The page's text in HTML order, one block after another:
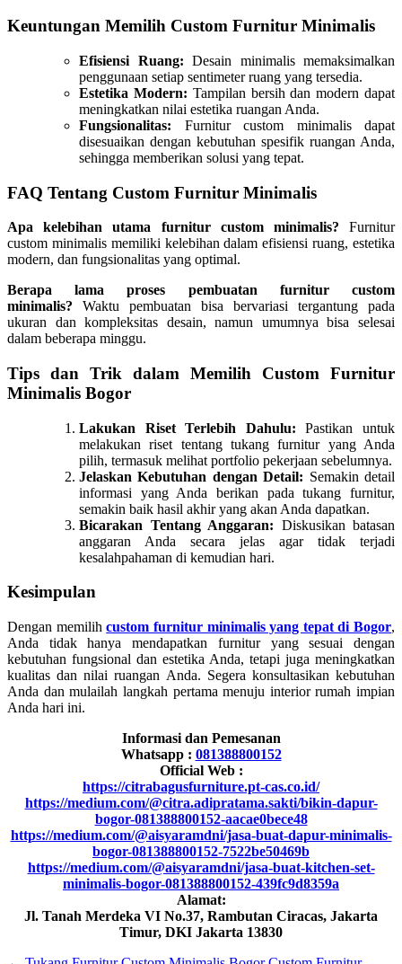
Keuntungan Memilih Custom Furnitur Minimalis
Efisiensi Ruang: Desain minimalis memaksimalkan
penggunaan setiap sentimeter ruang yang tersedia.
Estetika Modern: Tampilan bersih dan modern dapat
meningkatkan nilai estetika ruangan Anda.
Fungsionalitas: Furnitur custom minimalis dapat
disesuaikan dengan kebutuhan spesifik ruangan Anda,
sehingga memberikan solusi yang tepat.
FAQ Tentang Custom Furnitur Minimalis
Apa kelebihan utama furnitur custom minimalis? Furnitur
custom minimalis memiliki kelebihan dalam efisiensi ruang, estetika
modern, dan fungsionalitas yang optimal.
Berapa lama proses pembuatan furnitur custom
minimalis? Waktu pembuatan bisa bervariasi tergantung pada
ukuran dan kompleksitas desain, namun umumnya bisa selesai
dalam beberapa minggu.
Tips dan Trik dalam Memilih Custom Furnitur
Minimalis Bogor
Lakukan Riset Terlebih Dahulu: Pastikan untuk
melakukan riset tentang tukang furnitur yang Anda
pilih, termasuk melihat portfolio pekerjaan sebelumnya.
Jelaskan Kebutuhan dengan Detail: Semakin detail
informasi yang Anda berikan pada tukang furnitur,
semakin baik hasil akhir yang akan Anda dapatkan.
Bicarakan Tentang Anggaran: Diskusikan batasan
anggaran Anda secara jelas agar tidak terjadi
kesalahpahaman di kemudian hari.
Kesimpulan
Dengan memilihcustom furnitur minimalis yang tepat di Bogor,
Anda tidak hanya mendapatkan furnitur yang sesuai dengan
kebutuhan fungsional dan estetika Anda, tetapi juga meningkatkan
kualitas dan nilai ruangan Anda. Segera konsultasikan kebutuhan
Anda dan mulailah langkah pertama menuju interior rumah impian
Anda hari ini.
Informasi dan Pemesanan
Whatsapp : 081388800152
Official Web :
https://citrabagusfurniture.pt-cas.co.id/
https://medium.com/@citra.adipratama.sakti/bikin-dapur-
bogor-081388800152-aacae0bece48
https://medium.com/@aisyaramdni/jasa-buat-dapur-minimalis-
bogor-081388800152-7522be50469b
https://medium.com/@aisyaramdni/jasa-buat-kitchen-set-
minimalis-bogor-081388800152-439fc9d8359a
Alamat:
Jl. Tanah Merdeka VI No.37, Rambutan Ciracas, Jakarta
Timur, DKI Jakarta 13830